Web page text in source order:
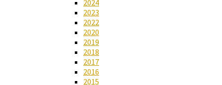
2024
2023
2022
2020
2019
2018
2017
2016
2015